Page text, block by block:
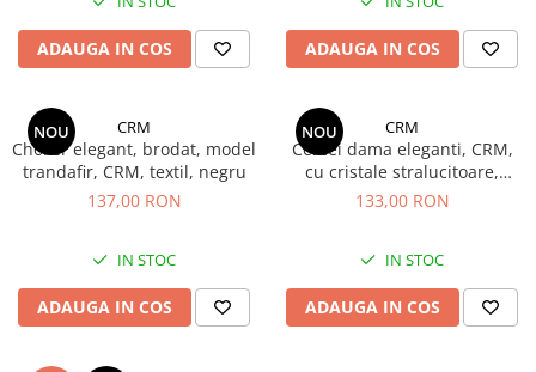
ADAUGA IN COS ADAUGA IN COS
NOU CRM
Choker elegant, brodat, model
trandafir, CRM, textil, negru
137,00 RON
IN STOC
ADAUGA IN COS
NOU CRM
Cercei dama eleganti, CRM,
cu cristale stralucitoare,
model infinit, argintiu
133,00 RON
IN STOC
ADAUGA IN COS